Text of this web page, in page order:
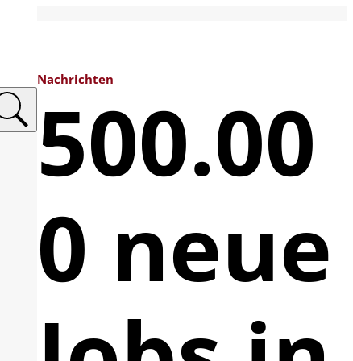
Nachrichten
500.00
0 neue